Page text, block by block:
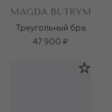
Треугольный бра
47 900 ₽